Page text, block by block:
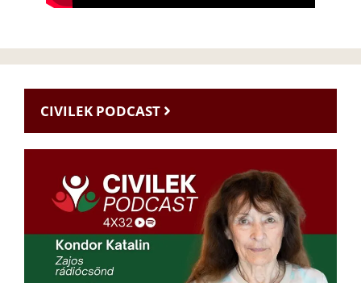
CIVILEK PODCAST